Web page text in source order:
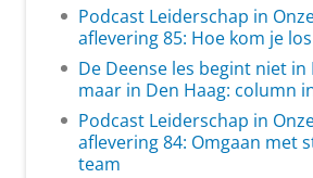
Podcast Leiderschap in
aflevering 85: Hoe kom je
De Deense les begint niet in
maar in Den Haag: column
Podcast Leiderschap in
aflevering 84: Omgaan met
team